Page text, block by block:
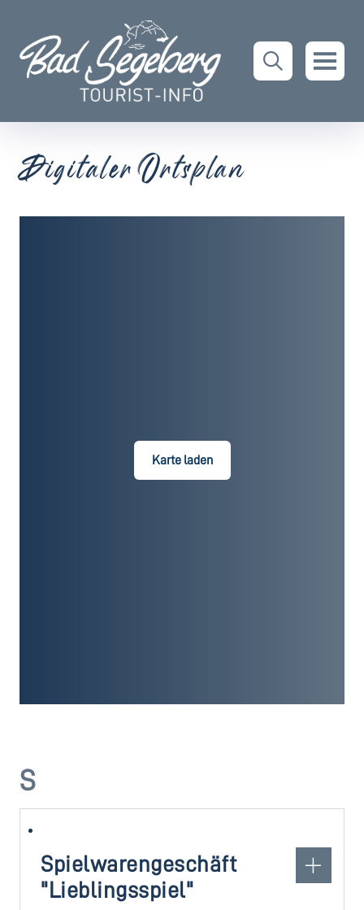
Digitaler Ortsplan
Karte laden
S
Spielwarengeschäft
"Lieblingsspiel"